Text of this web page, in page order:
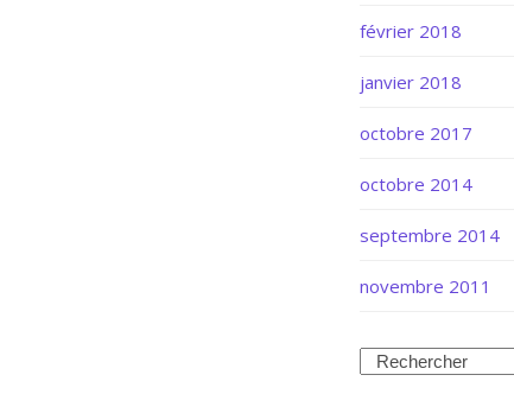
février 2018
janvier 2018
octobre 2017
octobre 2014
septembre 2014
novembre 2011
Search